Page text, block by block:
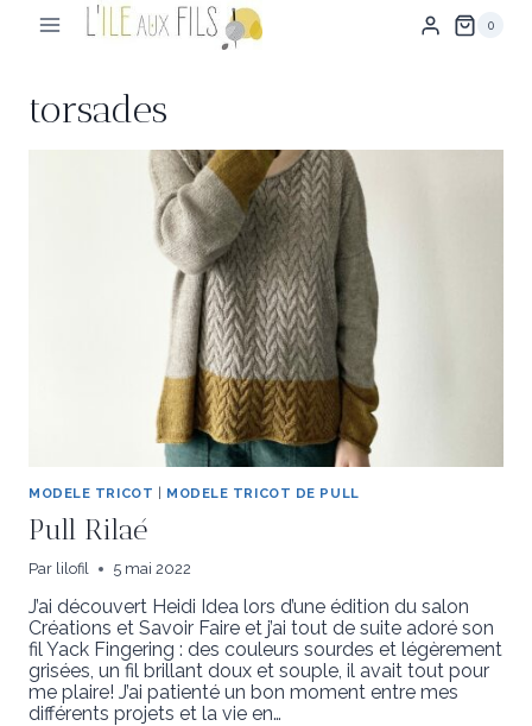
0
torsades
MODELE TRICOT MODELE TRICOT DE PULL
Pull Rilaé
Par lilofil 5 mai 2022
J’ai découvert Heidi Idea lors d’une édition du salon
Créations et Savoir Faire et j’ai tout de suite adoré son
fil Yack Fingering : des couleurs sourdes et légèrement
grisées, un fil brillant doux et souple, il avait tout pour
me plaire! J’ai patienté un bon moment entre mes
différents projets et la vie en…